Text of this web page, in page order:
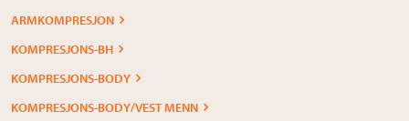
ARMKOMPRESJON
KOMPRESJONS-BH
KOMPRESJONS-BODY
KOMPRESJONS-BODY/VEST MENN